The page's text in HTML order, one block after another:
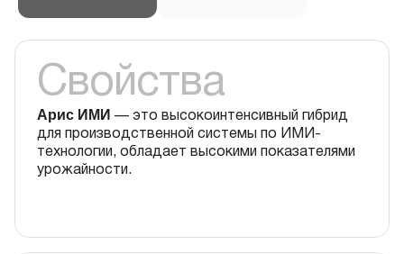
Свойства
Арис ИМИ — это высокоинтенсивный гибрид
для производственной системы по ИМИ-
технологии, обладает высокими показателями
урожайности.